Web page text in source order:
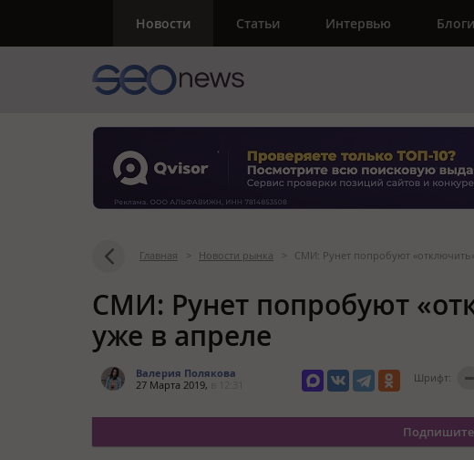
Новости Статьи Интервью Блоги
Главная > Новости рынка > СМИ: Рунет попробуют
СМИ: Рунет попробуют
уже в апреле
Валерия Полякова
27 Марта 2019,
Шрифт: